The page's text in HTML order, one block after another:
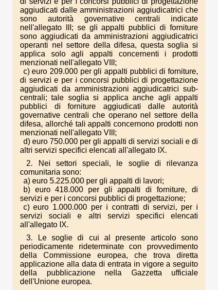
aggiudicati dalle amministrazioni aggiudicatrici che
sono autorità governative centrali indicate
nell'allegato III; se gli appalti pubblici di forniture
sono aggiudicati da amministrazioni aggiudicatrici
operanti nel settore della difesa, questa soglia si
applica solo agli appalti concernenti i prodotti
menzionati nell'allegato VIII;
c) euro 209.000 per gli appalti pubblici di forniture,
di servizi e per i concorsi pubblici di progettazione
aggiudicati da amministrazioni aggiudicatrici sub-
centrali; tale soglia si applica anche agli appalti
pubblici di forniture aggiudicati dalle autorità
governative centrali che operano nel settore della
difesa, allorché tali appalti concernono prodotti non
menzionati nell'allegato VIII;
d) euro 750.000 per gli appalti di servizi sociali e di
altri servizi specifici elencati all'allegato IX.
2. Nei settori speciali, le soglie di rilevanza
comunitaria sono:
a) euro 5.225.000 per gli appalti di lavori;
b) euro 418.000 per gli appalti di forniture, di
servizi e per i concorsi pubblici di progettazione;
c) euro 1.000.000 per i contratti di servizi, per i
servizi sociali e altri servizi specifici elencati
all'allegato IX.
3. Le soglie di cui al presente articolo sono
periodicamente rideterminate con provvedimento
della Commissione europea, che trova diretta
applicazione alla data di entrata in vigore a seguito
della pubblicazione nella Gazzetta ufficiale
dell'Unione europea.